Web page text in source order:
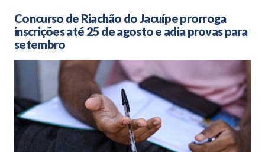
Concurso de Riachão do Jacuípe prorroga
inscrições até 25 de agosto e adia provas para
setembro